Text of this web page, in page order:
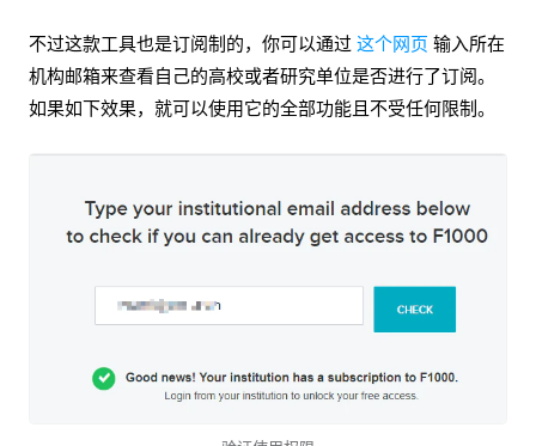
不过这款工具也是订阅制的，你可以通过 这个网页 输入所在
机构邮箱来查看自己的高校或者研究单位是否进行了订阅。
如果如下效果，就可以使用它的全部功能且不受任何限制。